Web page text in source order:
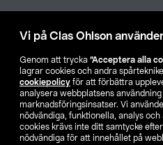
Vi på Clas Ohlson
Genom att trycka ”Acceptera alla
lagrar cookies och andra
cookiepolicy för att förbättra
analysera webbplatsens
marknadsföringsinsatser. Vi
nödvändiga, funktionella, analys
cookies krävs inte ditt samtycke
nödvändiga för att innehållet på
Aktuellt
Våra bolag
SE NO